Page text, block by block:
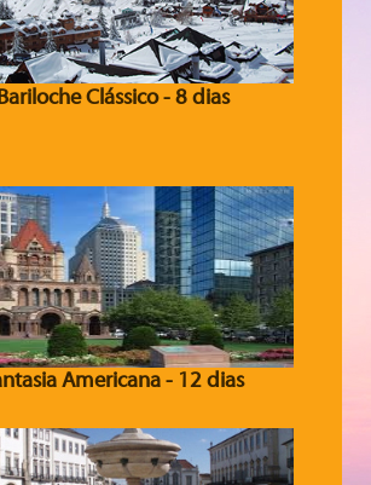
Clássico - 8 dias
Americana - 12 dias